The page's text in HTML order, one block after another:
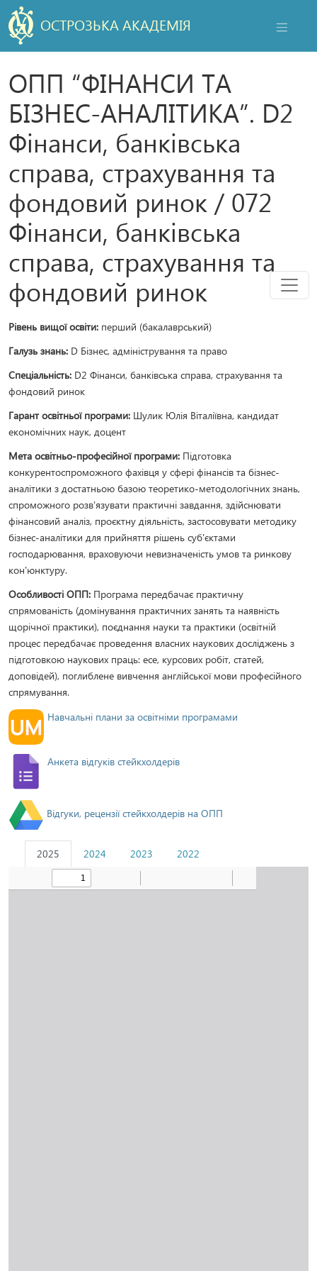
ОСТРОЗЬКА АКАДЕМІЯ
ОПП “ФІНАНСИ ТА
БІЗНЕС-АНАЛІТИКА”. D2
Фінанси, банківська
справа, страхування та
фондовий ринок / 072
Фінанси, банківська
справа, страхування та
фондовий ринок
Меню
Рівень вищої освіти: перший (бакалаврський)
Галузь знань: D Бізнес, адміністрування та право
Спеціальність: D2 Фінанси, банківська справа, страхування та
фондовий ринок
Гарант освітньої програми: Шулик Юлія Віталіївна, кандидат
економічних наук, доцент
Мета освітньо-професійної програми: Підготовка
конкурентоспроможного фахівця у сфері фінансів та бізнес-
аналітики з достатньою базою теоретико-методологічних знань,
спроможного розв'язувати практичні завдання, здійснювати
фінансовий аналіз, проєктну діяльність, застосовувати методику
бізнес-аналітики для прийняття рішень суб'єктами
господарювання, враховуючи невизначеність умов та ринкову
кон'юнктуру.
Особливості ОПП: Програма передбачає практичну
спрямованість (домінування практичних занять та наявність
щорічної практики), поєднання науки та практики (освітній
процес передбачає проведення власних наукових досліджень з
підготовкою наукових праць: есе, курсових робіт, статей,
доповідей), поглиблене вивчення англійської мови професійного
спрямування.
Навчальні плани за освітніми програмами
Анкета відгуків стейкхолдерів
Відгуки, рецензії стейкхолдерів на ОПП
2025 2024 2023 2022